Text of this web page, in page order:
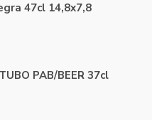
47cl 14,8x7,8
PAB/BEER 37cl